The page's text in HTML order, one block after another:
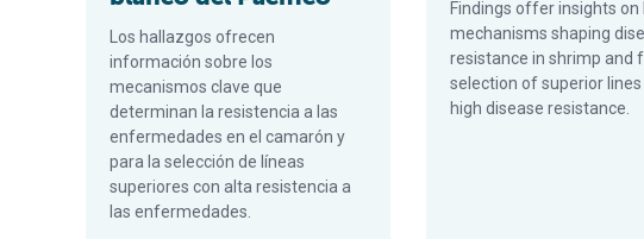
Los hallazgos ofrecen
información sobre los
mecanismos clave que
determinan la resistencia a las
enfermedades en el camarón y
para la selección de líneas
superiores con alta resistencia a
las enfermedades.
Findings offer insights on
mechanisms shaping
resistance in shrimp and
selection of superior
high disease resistance.